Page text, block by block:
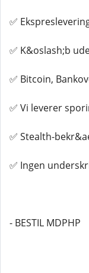
✅
✅ K&oslash;b
✅ Bitcoin,
✅ Vi leverer
✅ Stealth-
✅ Ingen
- BESTIL MDPHP